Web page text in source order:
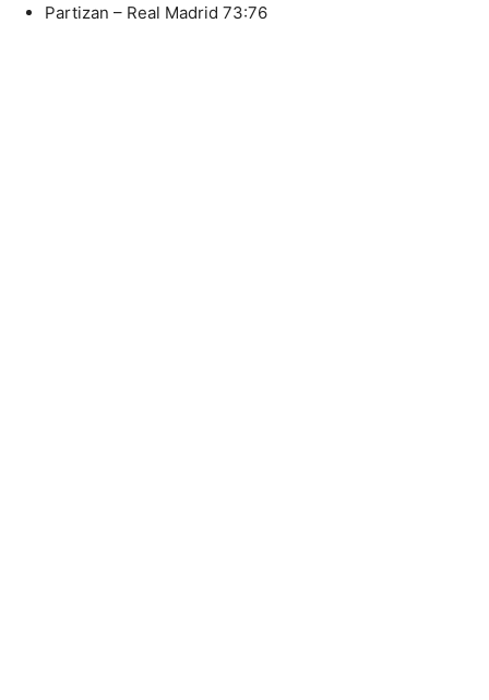
Partizan – Real Madrid 73:76